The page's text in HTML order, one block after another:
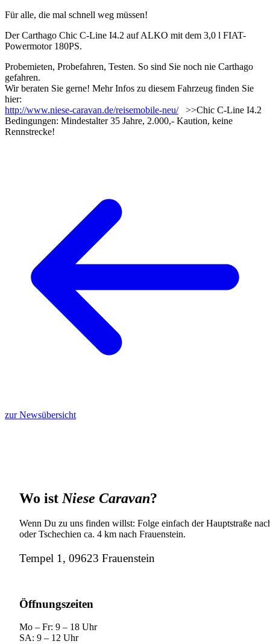
Für alle, die mal schnell weg müssen!
Der Carthago Chic C-Line I4.2 auf ALKO mit dem 3,0 l FIAT-
Powermotor 180PS.
Probemieten, Probefahren, Testen. So sind Sie noch nie Carthago
gefahren.
Wir beraten Sie gerne! Mehr Infos zu diesem Fahrzeug finden Sie
hier:
http://www.niese-caravan.de/reisemobile-neu/>>Chic C-Line I4.2
Bedingungen: Mindestalter 35 Jahre, 2.000,- Kaution, keine
Rennstrecke!
zur Newsübersicht
Wo ist Niese Caravan?
Wenn Du zu uns finden willst: Folge einfach der Hauptstraße
oder Tschechien ca. 4 km nach Frauenstein.
Tempel 1, 09623 Frauenstein
Öffnungszeiten
Mo – Fr: 9 – 18 Uhr
SA: 9 – 12 Uhr